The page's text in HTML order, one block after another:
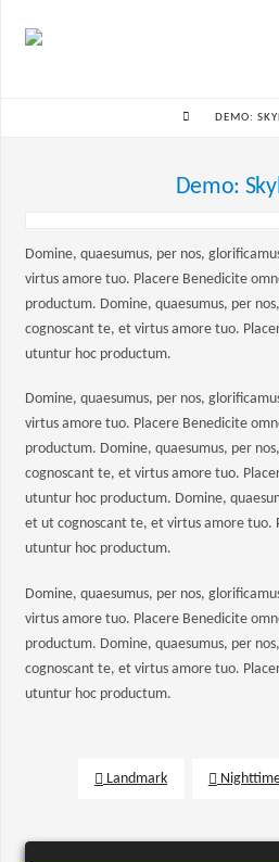
HOMEDEMO:
Demo:
Domine, quaesumus, per nos,
virtus amore tuo. Placere Benedicite
productum. Domine, quaesumus, per
cognoscant te, et virtus amore tuo.
utuntur hoc productum.
Domine, quaesumus, per nos,
virtus amore tuo. Placere Benedicite
productum. Domine, quaesumus, per
cognoscant te, et virtus amore tuo.
utuntur hoc productum. Domine,
et ut cognoscant te, et virtus amore tuo.
utuntur hoc productum.
Domine, quaesumus, per nos,
virtus amore tuo. Placere Benedicite
productum. Domine, quaesumus, per
cognoscant te, et virtus amore tuo.
utuntur hoc productum.
Landmark